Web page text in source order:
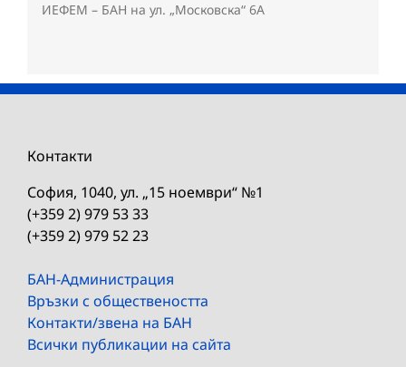
ИЕФЕМ – БАН на ул. „Московска“ 6A
Контакти
София, 1040, ул. „15 ноември“ №1
(+359 2) 979 53 33
(+359 2) 979 52 23
БАН-Администрация
Връзки с обществеността
Контакти/звена на БАН
Всички публикации на сайта